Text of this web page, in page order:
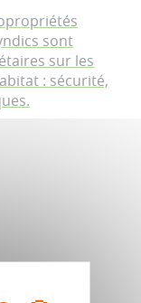
sont
sur les
: sécurité,